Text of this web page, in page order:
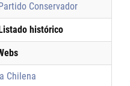
Conservador
histórico
Chilena